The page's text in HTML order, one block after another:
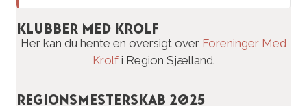
Klubber med krolf
Her kan du hente en oversigt over Foreninger Med
Krolfi Region Sjælland.
Regionsmesterskab 2025